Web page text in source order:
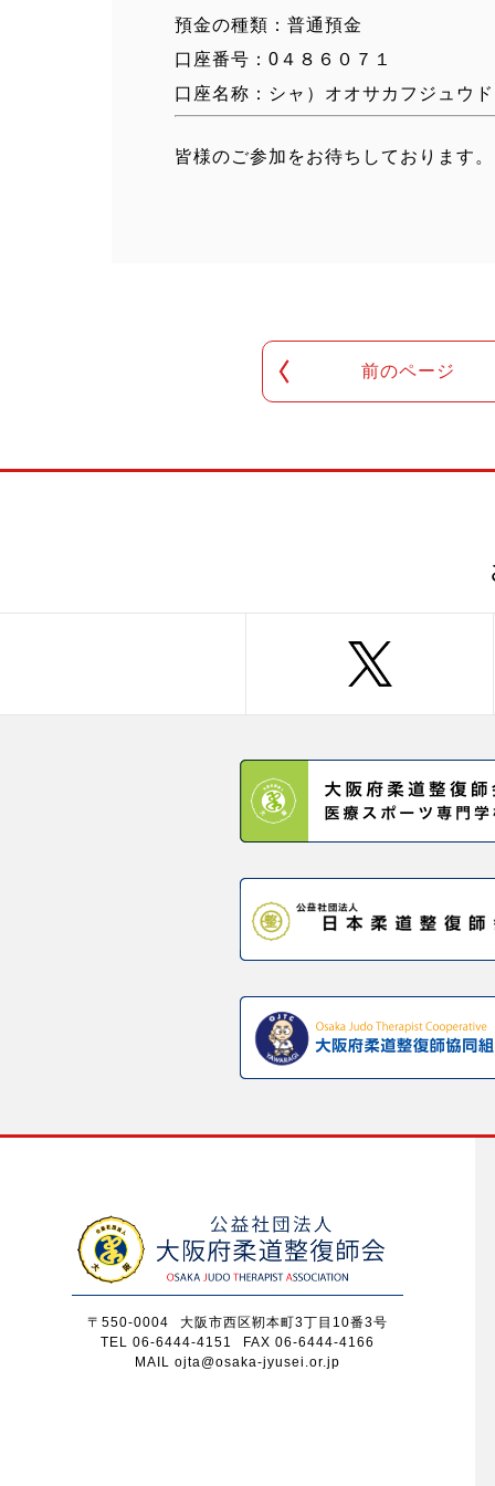
預金の種類：普通預金
口座番号：0４８６０７１
口座名称：シャ）オオサカフジュウ
皆様のご参加をお待ちしております。
前のページ
〒550-0004
大阪市西区靭本町3丁目10番3号
TEL 06-6444-4151
FAX 06-6444-4166
MAIL ojta@osaka-jyusei.or.jp